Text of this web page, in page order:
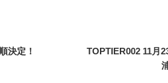
決定！
TOPTIER002 11月